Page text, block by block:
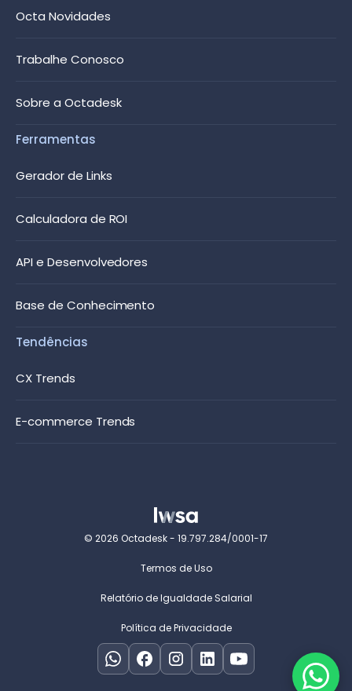
Octa Novidades
Trabalhe Conosco
Sobre a Octadesk
Ferramentas
Gerador de Links
Calculadora de ROI
API e Desenvolvedores
Base de Conhecimento
Tendências
CX Trends
E-commerce Trends
© 2026 Octadesk - 19.797.284/0001-17
Termos de Uso
Relatório de Igualdade Salarial
Política de Privacidade